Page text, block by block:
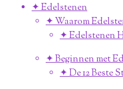
✦ Edelstenen
✦ Waarom
✦ Edelstenen
✦ Beginnen met
✦ De 12 Beste